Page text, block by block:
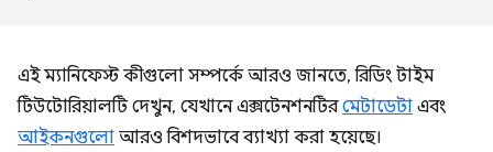
এই ম্যানিফেস্ট কীগুলো সম্পর্কে আরও জানতে, রিডিং টাইম
টিউটোরিয়ালটি দেখুন, যেখানে এক্সটেনশনটিরমেটাডেটা এবং
আইকনগুলো আরও বিশদভাবে ব্যাখ্যা করা হয়েছে।